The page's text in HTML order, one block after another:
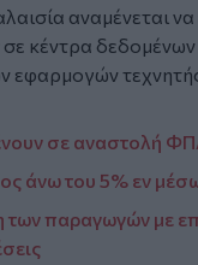
αναμένεται
κέντρα
εφαρμογών
σε αναστολή
άνω του 5% εν
των παραγωγών με